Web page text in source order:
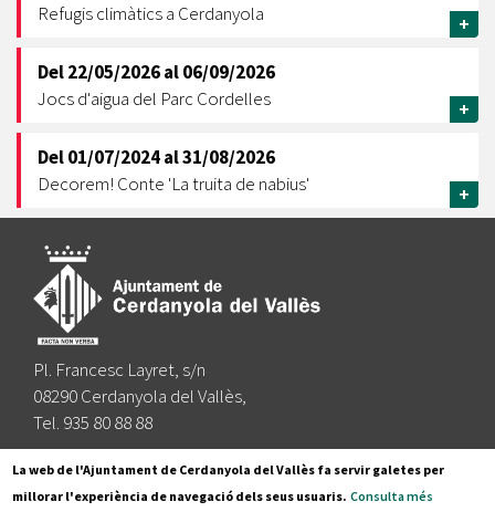
Refugis climàtics a Cerdanyola
+
Del22/05/2026al06/09/2026
Jocs d'aigua del Parc Cordelles
+
Del01/07/2024al31/08/2026
Decorem! Conte 'La truita de nabius'
+
Pl. Francesc Layret, s/n
08290 Cerdanyola del Vallès,
Tel. 935 80 88 88
Segueix-nos a:
La web de l'Ajuntament de Cerdanyola del Vallès fa servir galetes per
millorar l'experiència de navegació dels seus usuaris. Consulta més